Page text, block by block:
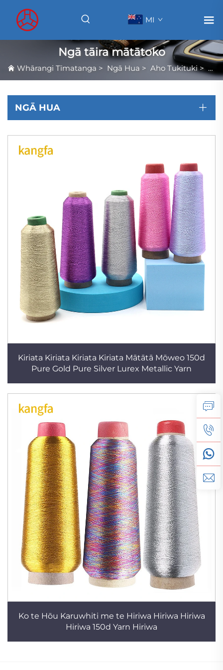
MI
Ngā tāira mātātoko
Whārangi Tīmatanga > Ngā Hua > Aho Tukituki>
NGĀ HUA
Kiriata Kiriata Kiriata Kiriata Mātātā Mōweo 150d
Pure Gold Pure Silver Lurex Metallic Yarn
Ko te Hōu Karuwhiti me te Hiriwa Hiriwa Hiriwa
Hiriwa 150d Yarn Hiriwa